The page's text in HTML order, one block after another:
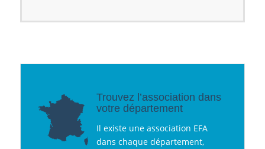
Trouvez l’association dans
votre département
Il existe une association EFA
dans chaque département,